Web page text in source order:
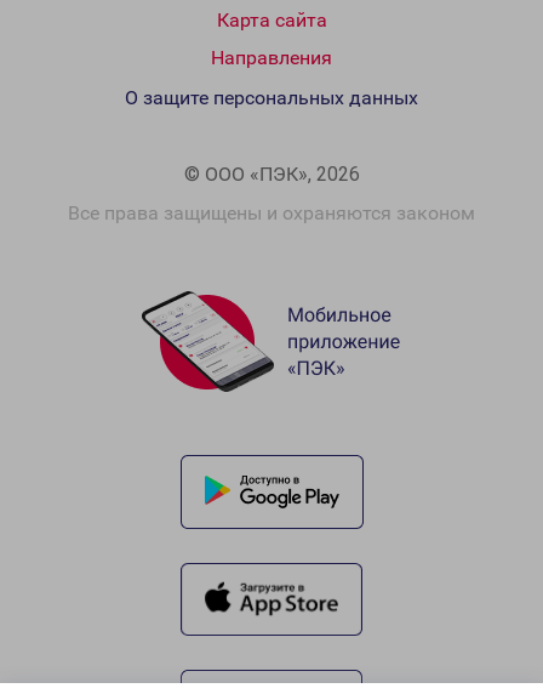
Карта сайта
Направления
© ООО «ПЭК», 2026
Все права защищены и охраняются законом
О защите персональных данных